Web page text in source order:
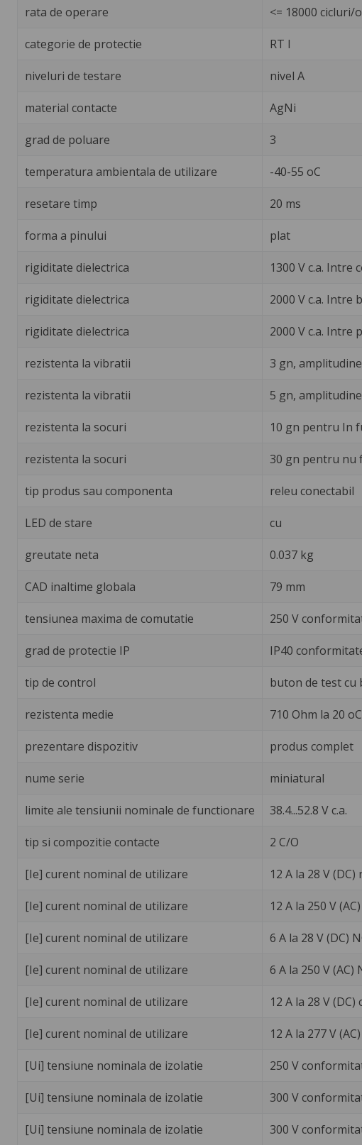
rata de operare <= 18000 cicluri/
categorie de protectie RT I
niveluri de testare nivel A
material contacte AgNi
grad de poluare 3
temperatura ambientala de utilizare -40-55 oC
resetare timp 20 ms
forma a pinului plat
rigiditate dielectrica 1300 V c.a. Intre
rigiditate dielectrica 2000 V c.a. Intre
rigiditate dielectrica 2000 V c.a. Intre
rezistenta la vibratii 3 gn,
rezistenta la vibratii 5 gn,
rezistenta la socuri 10 gn pentru In
rezistenta la socuri 30 gn pentru nu
tip produs sau componenta releu conectabil
LED de stare cu
greutate neta 0.037 kg
CAD inaltime globala 79 mm
tensiunea maxima de comutatie 250 V
grad de protectie IP IP40
tip de control buton de test cu
rezistenta medie 710 Ohm la 20
prezentare dispozitiv produs complet
nume serie miniatural
limite ale tensiunii nominale de functionare 38.4...52.8 V c.a.
tip si compozitie contacte 2 C/O
[Ie] curent nominal de utilizare 12 A la 28 V
[Ie] curent nominal de utilizare 12 A la 250 V
[Ie] curent nominal de utilizare 6 A la 28 V (DC)
[Ie] curent nominal de utilizare 6 A la 250 V
[Ie] curent nominal de utilizare 12 A la 28 V
[Ie] curent nominal de utilizare 12 A la 277 V
[Ui] tensiune nominala de izolatie 250 V
[Ui] tensiune nominala de izolatie 300 V
[Ui] tensiune nominala de izolatie 300 V